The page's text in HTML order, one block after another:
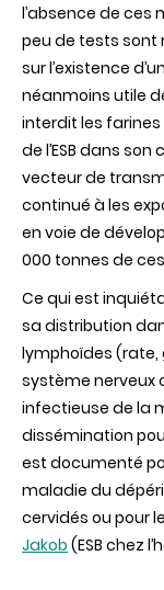
l’absence de ces
peu de tests sont
sur l’existence
néanmoins utile
interdit les
de l’ESB dans
vecteur de
continué à les
en voie de
000 tonnes de ces
Ce qui est
sa distribution
lymphoïdes (rate,
système nerveux
infectieuse de la
dissémination
est documenté
maladie du
cervidés ou pour le
Jakob (ESB chez